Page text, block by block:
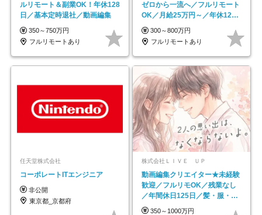
ルリモート＆副業OK！年休128
日／基本定時退社／動画編集
350～750万円
フルリモートあり
ゼロから一流へ／フルリモート
OK／月給25万円～／年休125
日以上
300～800万円
フルリモートあり
任天堂株式会社
コーポレートITエンジニア
非公開
東京都_京都府
株式会社ＬＩＶＥ ＵＰ
動画編集クリエイター★未経験
歓迎／フルリモOK／残業なし
／年間休日125日／髪・服・ネ
イル自由／研修充実で安心
350～1000万円